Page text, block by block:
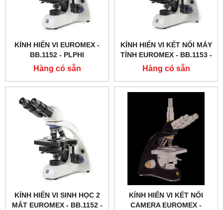
KÍNH HIỂN VI EUROMEX -
BB.1152 ‑ PLPHI
Hàng có sẵn
KÍNH HIỂN VI KẾT NỐI MÁY
TÍNH EUROMEX - BB.1153 ‑
PLPH
Hàng có sẵn
KÍNH HIỂN VI SINH HỌC 2
MẮT EUROMEX - BB.1152 ‑
KÍNH HIỂN VI KẾT NỐI
CAMERA EUROMEX -